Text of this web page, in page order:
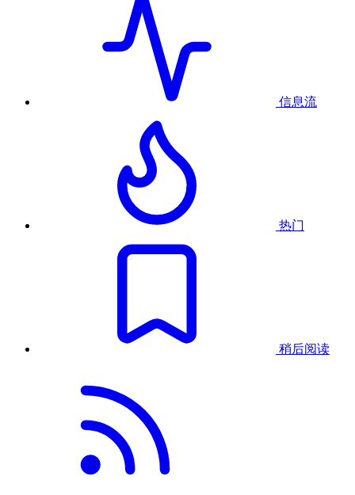
信息流
热门
稍后阅读